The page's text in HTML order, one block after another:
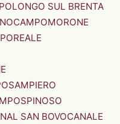
SUL BRENTA
CAMPOMORONE
SAN BOVOCANALE